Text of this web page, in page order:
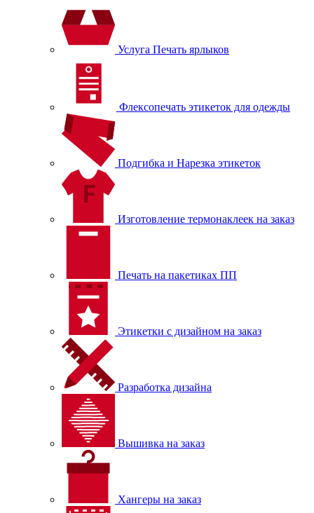
Услуга Печать ярлыков
Флексопечать этикеток для одежды
Подгибка и Нарезка этикеток
Изготовление термонаклеек на заказ
Печать на пакетиках ПП
Этикетки с дизайном на заказ
Разработка дизайна
Вышивка на заказ
Хангеры на заказ